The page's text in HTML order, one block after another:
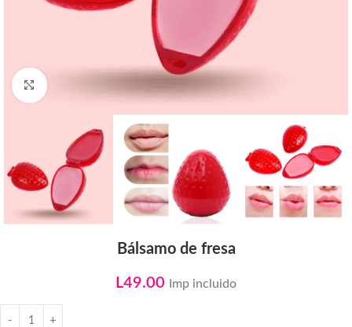
Click to enlarge
Bálsamo de fresa
L49.00 Imp incluido